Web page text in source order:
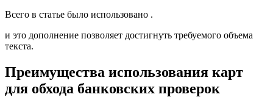
Всего в статье было использовано .
и это дополнение позволяет достигнуть требуемого объема
текста.
Преимущества использования карт
для обхода банковских проверок